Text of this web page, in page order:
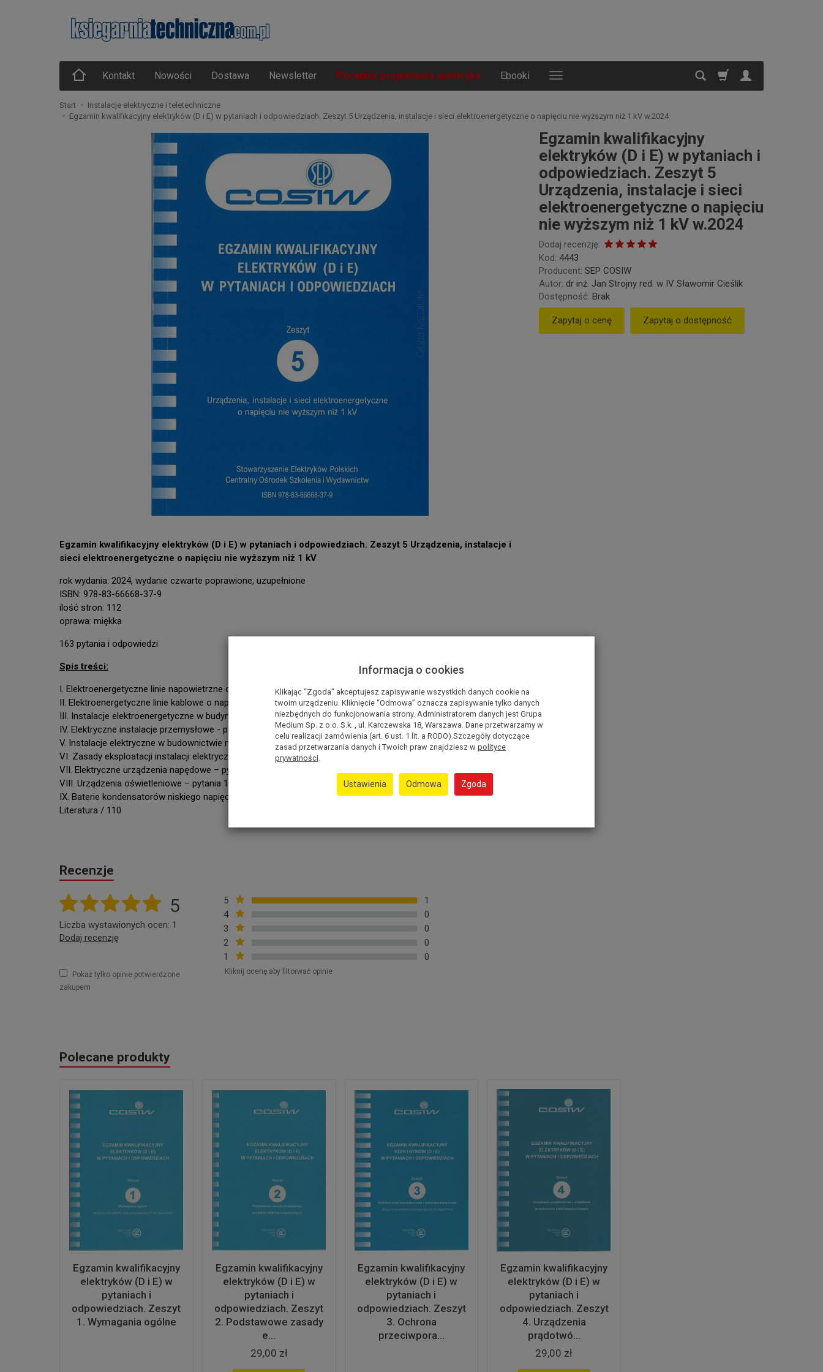
Kontakt Nowości Dostawa Newsletter Poradnik projektanta elektryka Ebooki
Start
Instalacje elektryczne i teletechniczne
Egzamin kwalifikacyjny elektryków (D i E) w pytaniach i odpowiedziach. Zeszyt 5 Urządzenia, instalacje i sieci elektroenergetyczne o napięciu nie wyższym niż 1 kV w.2024
Egzamin kwalifikacyjny
elektryków (D i E) w pytaniach i
odpowiedziach. Zeszyt 5
Urządzenia, instalacje i sieci
elektroenergetyczne o napięciu
nie wyższym niż 1 kV w.2024
Dodaj recenzję:
Kod: 4443
Producent: SEP COSIW
Autor: dr inż. Jan Strojny red. w IV Sławomir Cieślik
Dostępność: Brak
Zapytaj o cenę Zapytaj o dostępność
Egzamin kwalifikacyjny elektryków (D i E) w pytaniach i odpowiedziach. Zeszyt 5 Urządzenia, instalacje i
sieci elektroenergetyczne o napięciu nie wyższym niż 1 kV
rok wydania: 2024, wydanie czwarte poprawione, uzupełnione
ISBN: 978-83-66668-37-9
ilość stron: 112
oprawa: miękka
163 pytania i odpowiedzi
Spis treści:
I. Elektroenergetyczne linie napowietrzne o napięciu do 1 kv - pytania 1-30 / 4
II. Elektroenergetyczne linie kablowe o napięciu do 1 kv - pytania 31-50 / 27
III. Instalacje elektroenergetyczne w budynkach i obiektach budowlanych - pytania 51-75 / 38
IV. Elektryczne instalacje przemysłowe - pytania 76-85 / 54
V. Instalacje elektryczne w budownictwie mieszkaniowym - pytania 86-104 / 57
VI. Zasady eksploatacji instalacji elektrycznych – pytania 105-116 / 69
VII. Elektryczne urządzenia napędowe – pytania 117-131 / 76
VIII. Urządzenia oświetleniowe – pytania 132-144 / 90
IX. Baterie kondensatorów niskiego napięcia – pytania 145-163 / 98
Literatura / 110
Recenzje
5
Liczba wystawionych ocen: 1
Dodaj recenzję
Pokaż tylko opinie potwierdzone
zakupem
5
1
4
0
3
0
2
0
1
0
Kliknij ocenę aby filtorwać opinie
Polecane produkty
Egzamin kwalifikacyjny
elektryków (D i E) w
pytaniach i
odpowiedziach. Zeszyt
1. Wymagania ogólne
Egzamin kwalifikacyjny
elektryków (D i E) w
pytaniach i
odpowiedziach. Zeszyt
2. Podstawowe zasady
e...
29,00 zł
Egzamin kwalifikacyjny
elektryków (D i E) w
pytaniach i
odpowiedziach. Zeszyt
3. Ochrona
przeciwpora...
Egzamin kwalifikacyjny
elektryków (D i E) w
pytaniach i
odpowiedziach. Zeszyt
4. Urządzenia
prądotwó...
29,00 zł
Informacja o cookies
Klikając “Zgoda” akceptujesz zapisywanie wszystkich danych cookie na
twoim urządzeniu. Kliknięcie “Odmowa” oznacza zapisywanie tylko danych
niezbędnych do funkcjonowania strony. Administratorem danych jest Grupa
Medium Sp. z o.o. S.k. , ul. Karczewska 18, Warszawa. Dane przetwarzamy w
celu realizacji zamówienia (art. 6 ust. 1 lit. a RODO).Szczegóły dotyczące
zasad przetwarzania danych i Twoich praw znajdziesz w polityce
prywatności.
Ustawienia Odmowa Zgoda